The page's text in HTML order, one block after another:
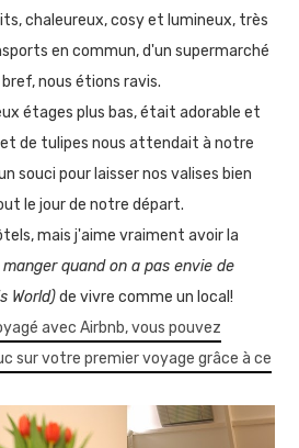
chaleureux, cosy et lumineux, très
en commun, d'un supermarché
nous étions ravis.
étages plus bas, était adorable et
de tulipes nous attendait à notre
souci pour laisser nos valises bien
le jour de notre départ.
mais j'aime vraiment avoir la
quand on a pas envie de
World)de vivre comme un local!
avec Airbnb, vous pouvez
sur votre premier voyage grâce à ce